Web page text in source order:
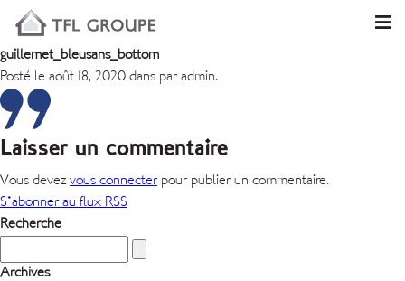
guillemet_bleusans_bottom
Posté le août 18, 2020 dans par admin.
Laisser un commentaire
Vous devez vous connecterpour publier un commentaire.
S'abonner au flux RSS
Recherche
Archives